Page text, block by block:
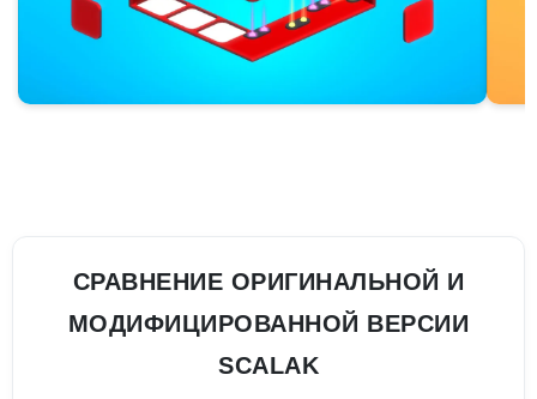
СРАВНЕНИЕ ОРИГИНАЛЬНОЙ И
МОДИФИЦИРОВАННОЙ ВЕРСИИ
SCALAK